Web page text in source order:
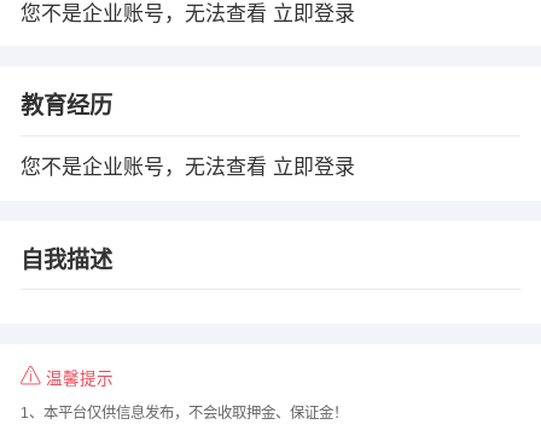
您不是企业账号，无法查看 立即登录
教育经历
您不是企业账号，无法查看 立即登录
自我描述
温馨提示
1、本平台仅供信息发布，不会收取押金、保证金！